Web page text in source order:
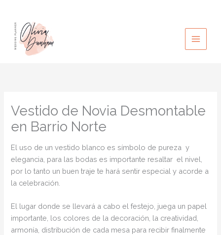
contenido
Vestido de Novia Desmontable
en Barrio Norte
El uso de un vestido blanco es símbolo de pureza y
elegancia, para las bodas es importante resaltar el nivel,
por lo tanto un buen traje te hará sentir especial y acorde a
la celebración.
El lugar donde se llevará a cabo el festejo, juega un papel
importante, los colores de la decoración, la creatividad,
armonía, distribución de cada mesa para recibir finalmente